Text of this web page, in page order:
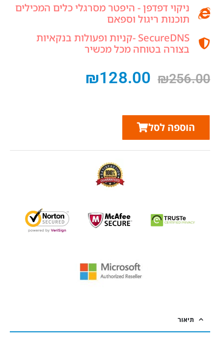
ניקוי דפדפן - היפטר מסרגלי כלים המכילים
תוכנות ריגול וספאם
SecureDNS -קניות ופעולות בנקאיות
בצורה בטוחה מכל מכשיר
₪256.00
₪128.00
הוספה לסל
תיאור